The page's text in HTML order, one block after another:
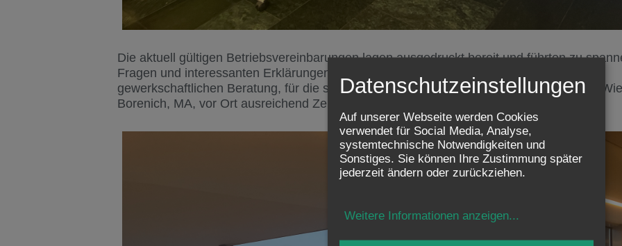
Die aktuell gültigen Betriebsvereinbarungen lagen ausgedruckt bereit und führten zu
Fragen und interessanten Erklärungen. Einige Anwesende nutzten die Gelegenheit zur
gewerkschaftlichen Beratung, für die sich der stellvertretende Geschäftsführer der GPA
Borenich, MA, vor Ort ausreichend Zeit nahm.
Datenschutzeinstellungen
Auf unserer Webseite werden Cookies
verwendet für Social Media, Analyse,
systemtechnische Notwendigkeiten und
Sonstiges. Sie können Ihre Zustimmung später
jederzeit ändern oder zurückziehen.
Weitere Informationen anzeigen...